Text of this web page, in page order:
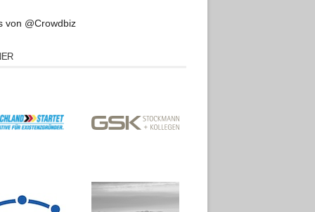
von @Crowdbiz